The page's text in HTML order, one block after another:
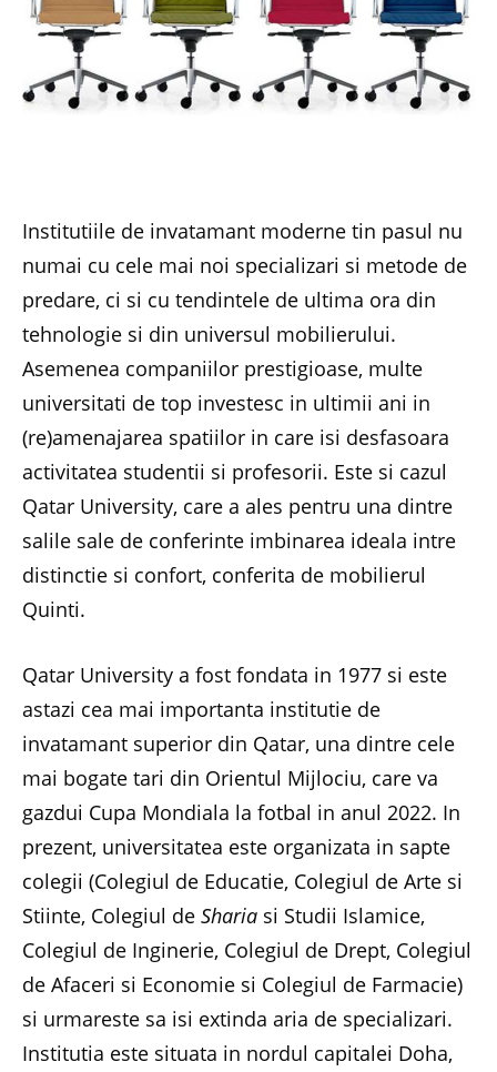
Institutiile de invatamant moderne tin pasul nu
numai cu cele mai noi specializari si metode de
predare, ci si cu tendintele de ultima ora din
tehnologie si din universul mobilierului.
Asemenea companiilor prestigioase, multe
universitati de top investesc in ultimii ani in
(re)amenajarea spatiilor in care isi desfasoara
activitatea studentii si profesorii. Este si cazul
Qatar University, care a ales pentru una dintre
salile sale de conferinte imbinarea ideala intre
distinctie si confort, conferita de mobilierul
Quinti.
Qatar University a fost fondata in 1977 si este
astazi cea mai importanta institutie de
invatamant superior din Qatar, una dintre cele
mai bogate tari din Orientul Mijlociu, care va
gazdui Cupa Mondiala la fotbal in anul 2022. In
prezent, universitatea este organizata in sapte
colegii (Colegiul de Educatie, Colegiul de Arte si
Stiinte, Colegiul de Sharia si Studii Islamice,
Colegiul de Inginerie, Colegiul de Drept, Colegiul
de Afaceri si Economie si Colegiul de Farmacie)
si urmareste sa isi extinda aria de specializari.
Institutia este situata in nordul capitalei Doha,